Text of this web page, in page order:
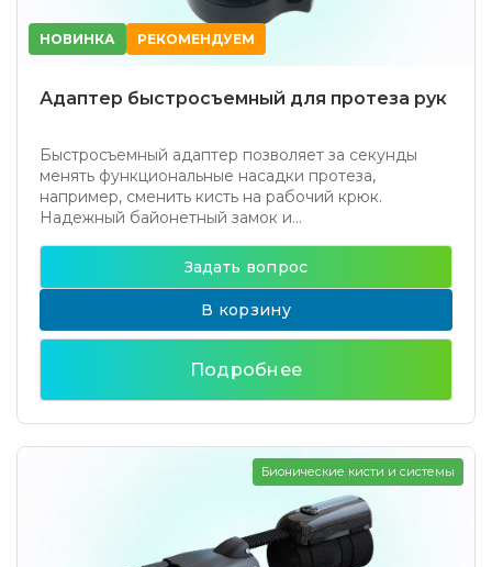
НОВИНКА РЕКОМЕНДУЕМ
Адаптер быстросъемный для протеза рук
Быстросъемный адаптер позволяет за секунды
менять функциональные насадки протеза,
например, сменить кисть на рабочий крюк.
Надежный байонетный замок и...
Задать вопрос
В корзину
Подробнее
Бионические кисти и системы